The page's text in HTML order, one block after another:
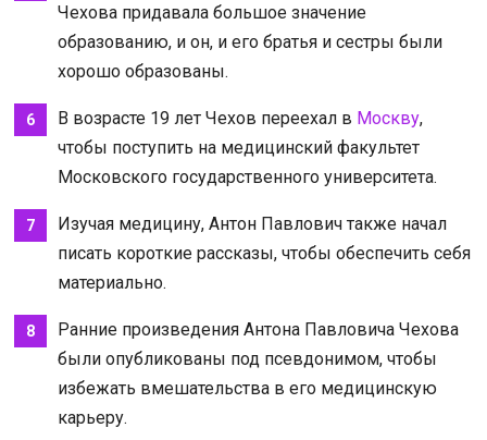
Чехова придавала большое значение
образованию, и он, и его братья и сестры были
хорошо образованы.
В возрасте 19 лет Чехов переехал в Москву,
чтобы поступить на медицинский факультет
Московского государственного университета.
Изучая медицину, Антон Павлович также начал
писать короткие рассказы, чтобы обеспечить себя
материально.
Ранние произведения Антона Павловича Чехова
были опубликованы под псевдонимом, чтобы
избежать вмешательства в его медицинскую
карьеру.